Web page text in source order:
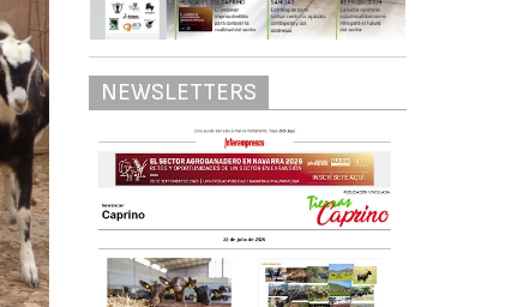
NEWSLETTERS